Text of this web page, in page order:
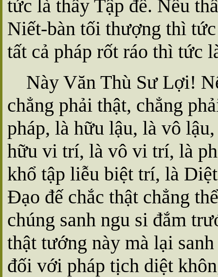
tức là thấy Tập đế. Nếu
Niết-bàn tối thượng thì
tất cả pháp rốt ráo thì tức
Này Văn Thù Sư Lợi!
chẳng phải thật, chẳng
pháp, là hữu lậu, là vô
hữu vi trí, là vô vi trí, là
khổ tập liễu biệt trí, là
Ðạo đế chắc thật chẳng
chúng sanh ngu si đắm
thật tướng này mà lại
đối với pháp tịch diệt